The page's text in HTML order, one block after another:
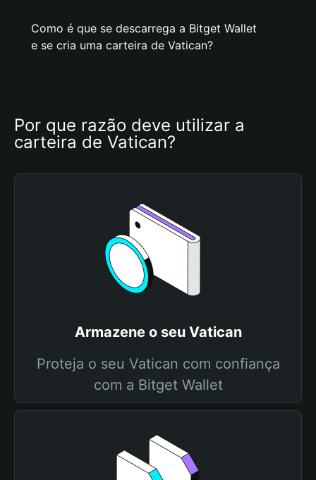
Como é que se descarrega a Bitget Wallet
e se cria uma carteira de Vatican?
Por que razão deve utilizar a
carteira de Vatican?
Armazene o seu Vatican
Proteja o seu Vatican com confiança
com a Bitget Wallet